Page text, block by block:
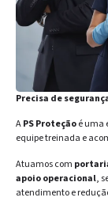
Precisa de
APS Proteçãoé uma
equipe treinada e
Atuamos com
apoio operacional,
atendimento e